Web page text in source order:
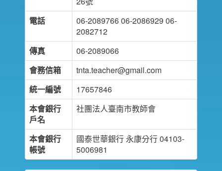
電話
06-2089766 06-2086929 06-
2082712
傳真
06-2089066
會務信箱
tnta.teacher@gmail.com
統一編號
17657846
本會銀行
戶名
社團法人臺南市教師會
本會銀行
帳號
國泰世華銀行 永康分行 04103-
5006981